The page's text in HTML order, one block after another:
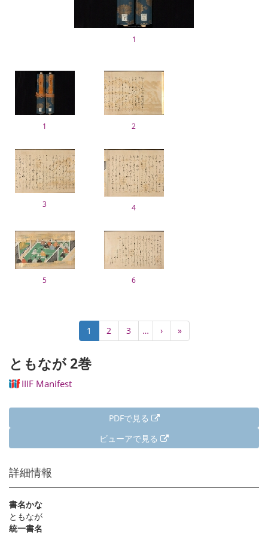
1
1 2
3 4
5 6
カ
レ
ン
ト
1 Page
2 Page
3 …
次
ペ
›
最
終
»
ともなが 2巻
IIIF Manifest
PDFで見る
ビューアで見る
詳細情報
書名かな
ともなが
統一書名